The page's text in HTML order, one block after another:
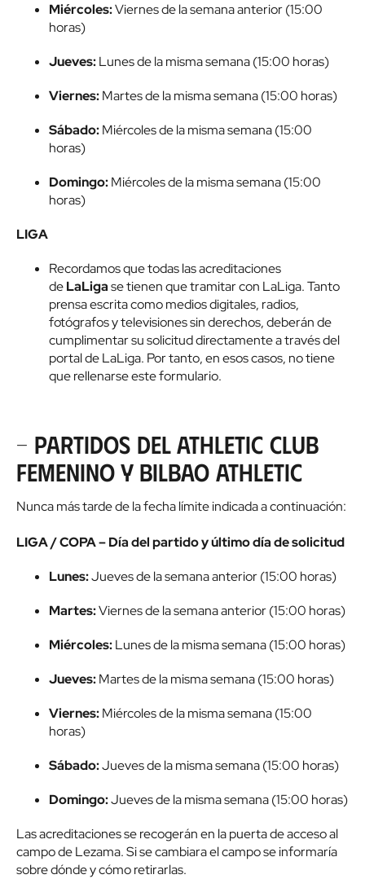
Miércoles:Viernes de la semana anterior (15:00
horas)
Jueves:Lunes de la misma semana (15:00 horas)
Viernes:Martes de la misma semana (15:00 horas)
Sábado:Miércoles de la misma semana (15:00
horas)
Domingo:Miércoles de la misma semana (15:00
horas)
LIGA
Recordamos que todas las acreditaciones
deLaLigase tienen que tramitar con LaLiga. Tanto
prensa escrita como medios digitales, radios,
fotógrafos y televisiones sin derechos, deberán de
cumplimentar su solicitud directamente a través del
portal de LaLiga. Por tanto, en esos casos, no tiene
que rellenarse este formulario.
- Partidos del Athletic Club
Femenino y Bilbao Athletic
Nunca más tarde de la fecha límite indicada a continuación:
LIGA / COPA – Día del partido y último día de solicitud
Lunes:Jueves de la semana anterior (15:00 horas)
Martes:Viernes de la semana anterior (15:00 horas)
Miércoles:Lunes de la misma semana (15:00 horas)
Jueves:Martes de la misma semana (15:00 horas)
Viernes:Miércoles de la misma semana (15:00
horas)
Sábado:Jueves de la misma semana (15:00 horas)
Domingo:Jueves de la misma semana (15:00 horas)
Las acreditaciones se recogerán en la puerta de acceso al
campo de Lezama. Si se cambiara el campo se informaría
sobre dónde y cómo retirarlas.